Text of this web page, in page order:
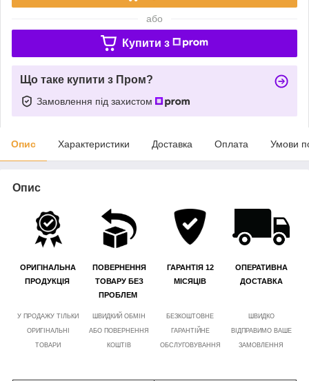
або
Купити з
Що таке купити з Пром?
Замовлення під захистом
Опис Характеристики Доставка Оплата Умови
Опис
ОРИГІНАЛЬНА
ПРОДУКЦІЯ
ПОВЕРНЕННЯ
ТОВАРУ БЕЗ
ПРОБЛЕМ
ГАРАНТІЯ 12
МІСЯЦІВ
ОПЕРАТИВНА
ДОСТАВКА
У ПРОДАЖУ ТІЛЬКИ
ОРИГІНАЛЬНІ
ТОВАРИ
ШВИДКИЙ ОБМІН
АБО ПОВЕРНЕННЯ
КОШТІВ
БЕЗКОШТОВНЕ
ГАРАНТІЙНЕ
ОБСЛУГОВУВАННЯ
ШВИДКО
ВІДПРАВИМО ВАШЕ
ЗАМОВЛЕННЯ